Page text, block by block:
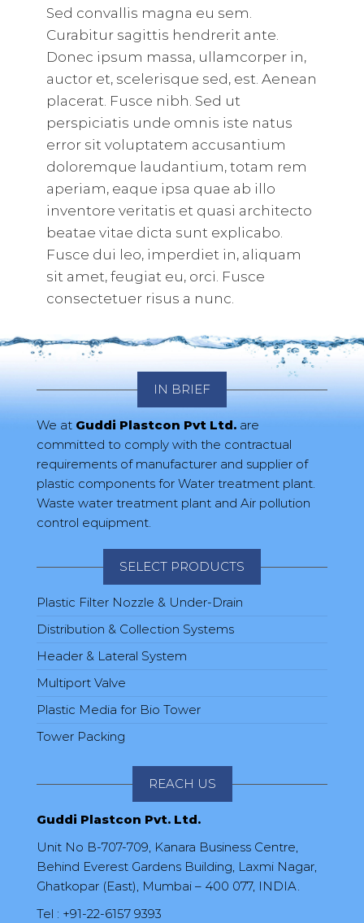
Sed convallis magna eu sem.
Curabitur sagittis hendrerit ante.
Donec ipsum massa, ullamcorper in,
auctor et, scelerisque sed, est. Aenean
placerat. Fusce nibh. Sed ut
perspiciatis unde omnis iste natus
error sit voluptatem accusantium
doloremque laudantium, totam rem
aperiam, eaque ipsa quae ab illo
inventore veritatis et quasi architecto
beatae vitae dicta sunt explicabo.
Fusce dui leo, imperdiet in, aliquam
sit amet, feugiat eu, orci. Fusce
consectetuer risus a nunc.
IN BRIEF
We at Guddi Plastcon Pvt Ltd. are
committed to comply with the contractual
requirements of manufacturer and supplier of
plastic components for Water treatment plant.
Waste water treatment plant and Air pollution
control equipment.
SELECT PRODUCTS
Plastic Filter Nozzle & Under-Drain
Distribution & Collection Systems
Header & Lateral System
Multiport Valve
Plastic Media for Bio Tower
Tower Packing
REACH US
Guddi Plastcon Pvt. Ltd.
Unit No B-707-709, Kanara Business Centre,
Behind Everest Gardens Building, Laxmi Nagar,
Ghatkopar (East), Mumbai – 400 077, INDIA.
Tel : +91-22-6157 9393